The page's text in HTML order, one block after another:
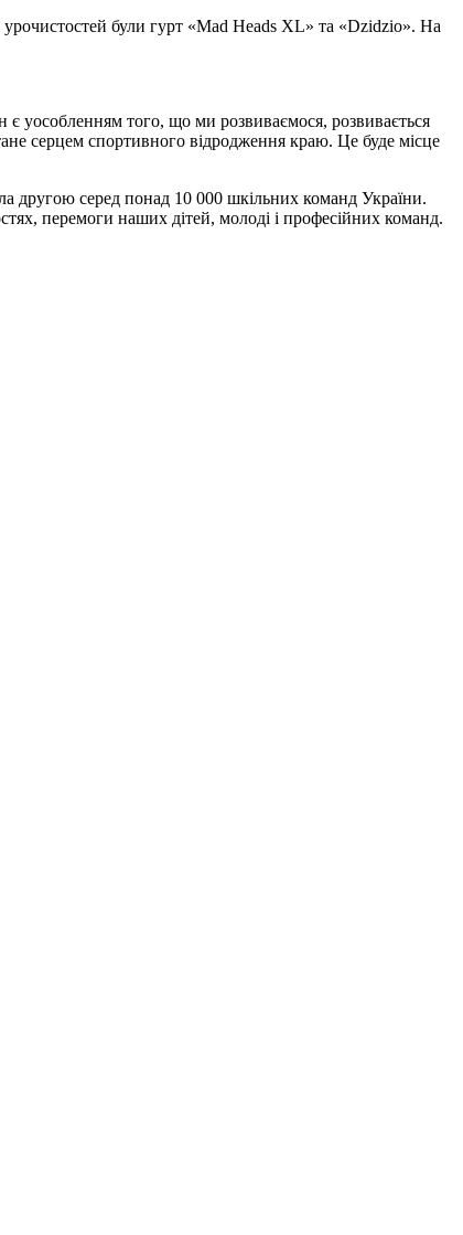
урочистостей були гурт «Mad Heads XL» та «Dzidzio». На
уособленням того, що ми розвиваємося, розвивається
серцем спортивного відродження краю. Це буде місце
другою серед понад 10 000 шкільних команд України.
перемоги наших дітей, молоді і професійних команд.